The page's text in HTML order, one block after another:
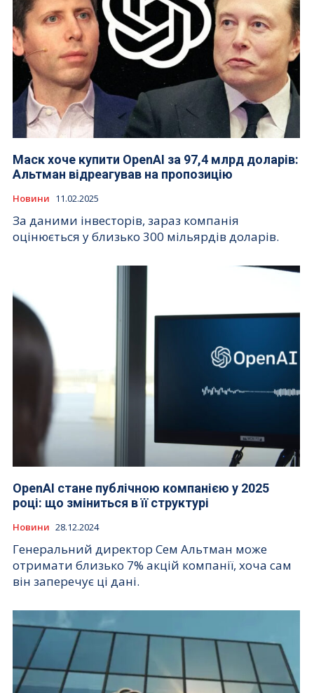
Маск хоче купити OpenAI за 97,4 млрд доларів:
Альтман відреагував на пропозицію
Новини 11.02.2025
За даними інвесторів, зараз компанія
оцінюється у близько 300 мільярдів доларів.
OpenAI стане публічною компанією у 2025
році: що зміниться в її структурі
Новини 28.12.2024
Генеральний директор Сем Альтман може
отримати близько 7% акцій компанії, хоча сам
він заперечує ці дані.